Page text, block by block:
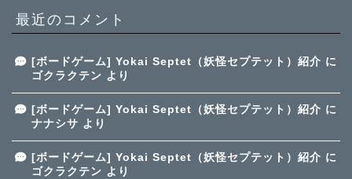
最近のコメント
[ボードゲーム] Yokai Septet（妖怪セプテット）紹介 に
ゴクラクテン より
[ボードゲーム] Yokai Septet（妖怪セプテット）紹介 に
ナナシサ より
[ボードゲーム] Yokai Septet（妖怪セプテット）紹介 に
ゴクラクテン より